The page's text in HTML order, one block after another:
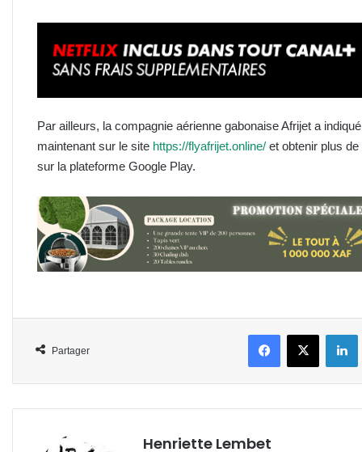
Par ailleurs, la compagnie aérienne gabonaise Afrijet a
maintenant sur le site https://flyafrijet.online/ et obtenir plus
sur la plateforme Google Play.
Partager
FacebookX
Henriette Lembet